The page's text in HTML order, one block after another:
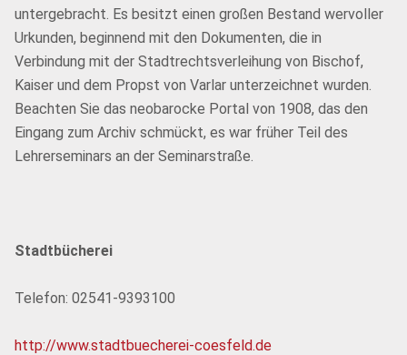
untergebracht. Es besitzt einen großen Bestand wervoller
Urkunden, beginnend mit den Dokumenten, die in
Verbindung mit der Stadtrechtsverleihung von Bischof,
Kaiser und dem Propst von Varlar unterzeichnet wurden.
Beachten Sie das neobarocke Portal von 1908, das den
Eingang zum Archiv schmückt, es war früher Teil des
Lehrerseminars an der Seminarstraße.
Stadtbücherei
Telefon: 02541-9393100
http://www.stadtbuecherei-coesfeld.de